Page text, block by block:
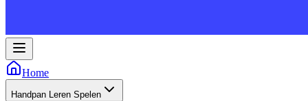
Home
Handpan Leren Spelen